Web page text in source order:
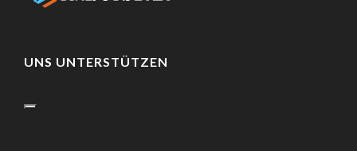
UNS UNTERSTÜTZEN